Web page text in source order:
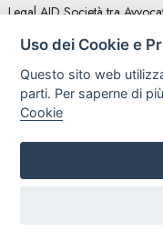
Legal AID Società tra
Tel. +39 0296846010 /
P.iva: 03339470605
HOME
Uso dei Cookie e
Questo sito web
parti. Per saperne di
Cookie